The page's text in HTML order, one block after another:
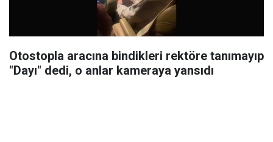
Otostopla aracına bindikleri rektöre tanımayıp
"Dayı" dedi, o anlar kameraya yansıdı